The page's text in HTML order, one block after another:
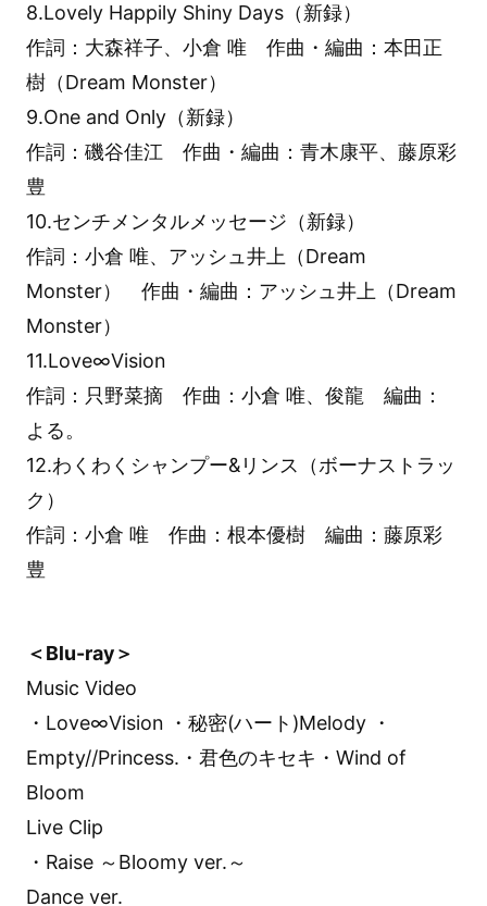
8.Lovely Happily Shiny Days（新録）
作詞：大森祥子、小倉 唯 作曲・編曲：本田正
樹（Dream Monster）
9.One and Only（新録）
作詞：磯谷佳江 作曲・編曲：青木康平、藤原彩
豊
10.センチメンタルメッセージ（新録）
作詞：小倉 唯、アッシュ井上（Dream
Monster） 作曲・編曲：アッシュ井上（Dream
Monster）
11.Love∞Vision
作詞：只野菜摘 作曲：小倉 唯、俊龍 編曲：
よる。
12.わくわくシャンプー&リンス（ボーナストラッ
ク）
作詞：小倉 唯 作曲：根本優樹 編曲：藤原彩
豊
＜Blu-ray＞
Music Video
・Love∞Vision ・秘密(ハート)Melody ・
Empty//Princess.・君色のキセキ・Wind of
Bloom
Live Clip
・Raise ～Bloomy ver.～
Dance ver.